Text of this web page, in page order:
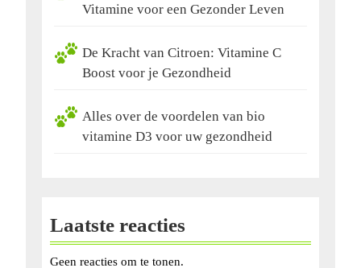
Vitamine voor een Gezonder Leven
De Kracht van Citroen: Vitamine C
Boost voor je Gezondheid
Alles over de voordelen van bio
vitamine D3 voor uw gezondheid
Laatste reacties
Geen reacties om te tonen.